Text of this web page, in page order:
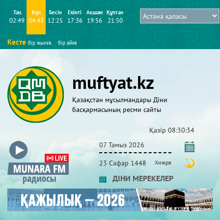
Таң
02:49
Күн
04:43
Бесін
12:25
Екінті
17:36
Ақшам
19:56
Құптан
21:50
Кесте бір жылға бір айға
muftyat.kz
Қазақстан мұсылмандары Діни
басқармасының ресми сайты
Қазір 08:30:34
07 Тамыз 2026
23 Сафар 1448 Хижра
ДІНИ МЕРЕКЕЛЕР